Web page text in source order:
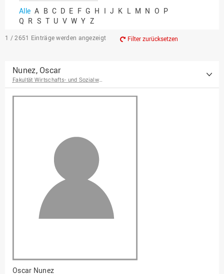
Chancengerechtigkeit
eLearning Competence
Fakultät
Agrarwissenschaften und
und Informatik
Fakultät Management,
Kultur und Technik
Fakultät Wirtschafts- und
Sozialwissenschaften
Finanzen
Gesellschaftliches
Professor*innen im
Alle A B C D E F G H I J K L M N O P
Q R S T U V W Y Z
1 / 2651 Einträge werden angezeigt Filter zurücksetzen
Nunez, Oscar
Fakultät Wirtschafts- und Sozialwissenschaften
Oscar Nunez